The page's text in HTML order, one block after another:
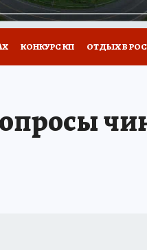
КОНКУРС КП ОТДЫХ В